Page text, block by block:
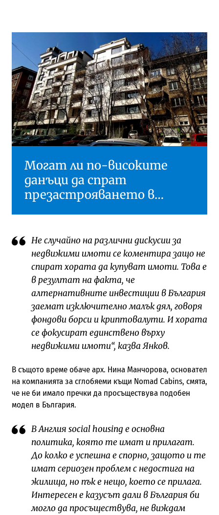
Могат ли по-високите
данъци да спрат
презастрояването в
Не случайно на различни дискусии за
недвижими имоти се коментира защо не
спират хората да купуват имоти. Това е
в резултат на факта, че
алтернативните инвестиции в България
заемат изключително малък дял, говоря
фондови борси и криптовалути. И хората
се фокусират единствено върху
недвижими имоти“, казва Янков.
В същото време обаче арх. Нина Манчорова, основател
на компанията за сглобяеми къщи Nomad Cabins, смята,
че не би имало пречки да просъществува подобен
модел в България.
В Англия social housing е основна
политика, която те имат и прилагат.
До колко е успешна е спорно, защото и те
имат сериозен проблем с недостига на
жилища, но пък е нещо, което се прилага.
Интересен е казусът дали в България би
могло да просъществува, не виждам